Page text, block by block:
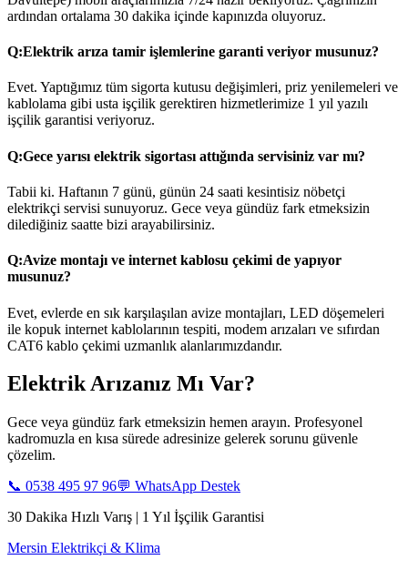
ardından ortalama 30 dakika içinde kapınızda oluyoruz.
Q:Elektrik arıza tamir işlemlerine garanti veriyor musunuz?
Evet. Yaptığımız tüm sigorta kutusu değişimleri, priz yenilemeleri ve
kablolama gibi usta işçilik gerektiren hizmetlerimize 1 yıl yazılı
işçilik garantisi veriyoruz.
Q:Gece yarısı elektrik sigortası attığında servisiniz var mı?
Tabii ki. Haftanın 7 günü, günün 24 saati kesintisiz nöbetçi
elektrikçi servisi sunuyoruz. Gece veya gündüz fark etmeksizin
dilediğiniz saatte bizi arayabilirsiniz.
Q:Avize montajı ve internet kablosu çekimi de yapıyor
musunuz?
Evet, evlerde en sık karşılaşılan avize montajları, LED döşemeleri
ile kopuk internet kablolarının tespiti, modem arızaları ve sıfırdan
CAT6 kablo çekimi uzmanlık alanlarımızdandır.
Elektrik Arızanız Mı Var?
Gece veya gündüz fark etmeksizin hemen arayın. Profesyonel
kadromuzla en kısa sürede adresinize gelerek sorunu güvenle
çözelim.
📞 0538 495 97 96💬 WhatsApp Destek
30 Dakika Hızlı Varış | 1 Yıl İşçilik Garantisi
Mersin Elektrikçi & Klima